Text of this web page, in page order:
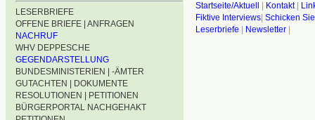
LESERBRIEFE
OFFENE BRIEFE | ANFRAGEN
NACHRUF
WHV DEPPESCHE
GEGENDARSTELLUNG
BUNDESMINISTERIEN | -ÄMTER
GUTACHTEN | DOKUMENTE
RESOLUTIONEN | PETITIONEN
BÜRGERPORTAL NACHGEHAKT
Startseite/Aktuell Kontakt|
Fiktive Interviews| Schicken
Leserbriefe
Newsletter|